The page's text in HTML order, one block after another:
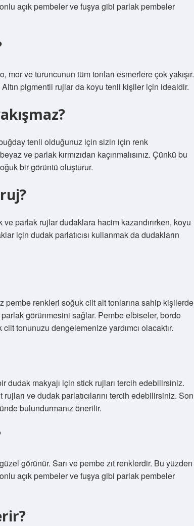
açık pembeler ve fuşya gibi parlak pembeler
mor ve turuncunun tüm tonları esmerlere çok yakışır.
Altın pigmentli rujlar da koyu tenli kişiler için idealdir.
tenli olduğunuz için sizin için renk
ve parlak kırmızıdan kaçınmalısınız. Çünkü bu
bir görüntü oluşturur.
parlak rujlar dudaklara hacim kazandırırken, koyu
için dudak parlatıcısı kullanmak da dudakların
renkleri soğuk cilt alt tonlarına sahip kişilerde
görünmesini sağlar. Pembe elbiseler, bordo
tonunuzu dengelemenize yardımcı olacaktır.
dudak makyajı için stick rujları tercih edebilirsiniz.
ve dudak parlatıcılarını tercih edebilirsiniz. Son
bulundurmanız önerilir.
görünür. Sarı ve pembe zıt renklerdir. Bu yüzden
açık pembeler ve fuşya gibi parlak pembeler